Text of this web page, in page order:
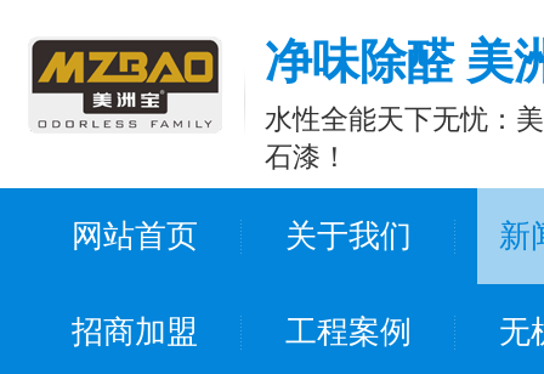
净味除醛 美
水性全能天下无忧：
石漆！
网站首页 关于我们 新
招商加盟 工程案例 无